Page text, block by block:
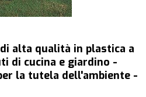
alta qualità in plastica a
di cucina e giardino -
la tutela dell'ambiente -